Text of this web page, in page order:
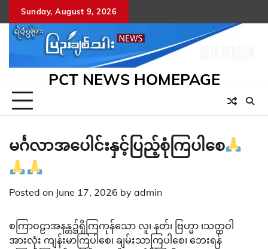
to
content
Sunday, August 9, 2026
PCT NEWS HOMEPAGE
မင်္ဂလာအပေါင်းနှင့်ပြည့်စုံကြပါစေ
Posted on June 17, 2026 by admin
စကြာဝဠာအနန္တ၌ရှိကြကုန်သော လူ၊ နတ်၊ ဗြဟ္မာ ၊သတ္တဝါ
အားလုံး ကျန်းမာကြပါစေ၊ ချမ်းသာကြပါစေ၊ ဘေးရန်